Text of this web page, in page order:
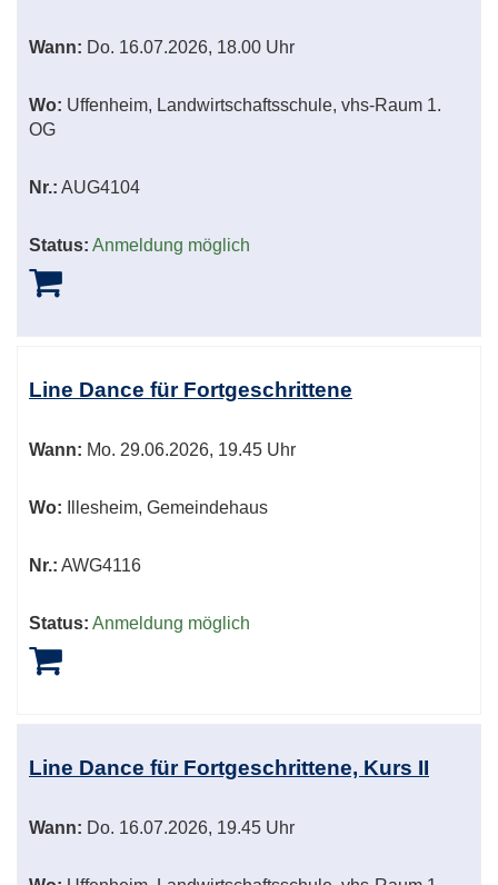
Wann: Do. 16.07.2026, 18.00 Uhr
Wo: Uffenheim, Landwirtschaftsschule, vhs-Raum 1.
OG
Nr.: AUG4104
Status: Anmeldung möglich
Line Dance für Fortgeschrittene
Wann: Mo. 29.06.2026, 19.45 Uhr
Wo: Illesheim, Gemeindehaus
Nr.: AWG4116
Status: Anmeldung möglich
Line Dance für Fortgeschrittene, Kurs II
Wann: Do. 16.07.2026, 19.45 Uhr